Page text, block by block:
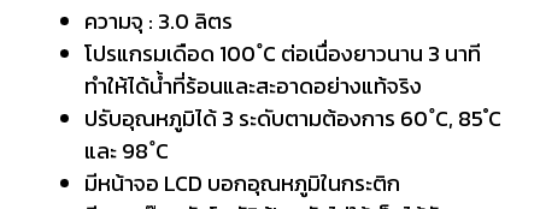
ความจุ : 3.0 ลิตร
โปรแกรมเดือด 100 ํC ต่อเนื่องยาวนาน 3 นาที
ทำให้ได้น้ำที่ร้อนและสะอาดอย่างแท้จริง
ปรับอุณหภูมิได้ 3 ระดับตามต้องการ 60 ํC, 85 ํC
และ 98 ํC
มีหน้าจอ LCD บอกอุณหภูมิในกระติก